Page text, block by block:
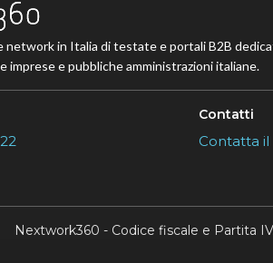
network in Italia di testate e portali B2B
imprese e pubbliche amministrazioni italiane.
Contatti
Contatta
Nextwork360 - Codice fiscale e Partita